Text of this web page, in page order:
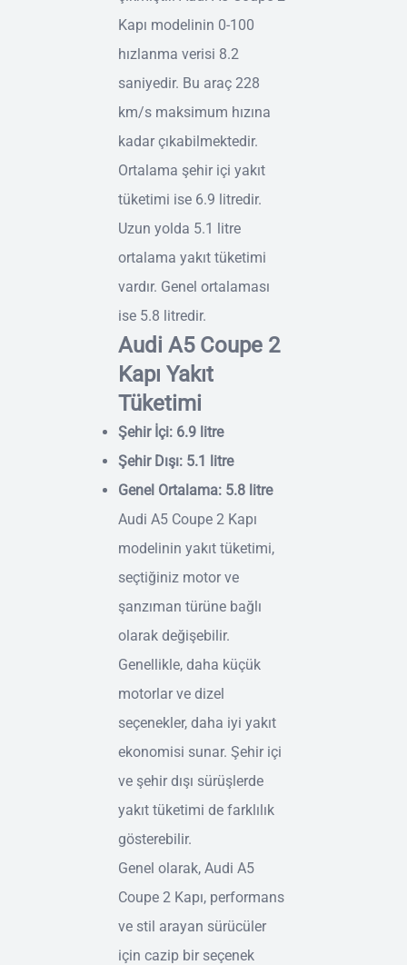
Kapı modelinin 0-100
hızlanma verisi 8.2
saniyedir. Bu araç 228
km/s maksimum hızına
kadar çıkabilmektedir.
Ortalama şehir içi yakıt
tüketimi ise 6.9 litredir.
Uzun yolda 5.1 litre
ortalama yakıt tüketimi
vardır. Genel ortalaması
ise 5.8 litredir.
Audi A5 Coupe 2
Kapı Yakıt
Tüketimi
Şehir İçi: 6.9 litre
Şehir Dışı: 5.1 litre
Genel Ortalama: 5.8 litre
Audi A5 Coupe 2 Kapı
modelinin yakıt tüketimi,
seçtiğiniz motor ve
şanzıman türüne bağlı
olarak değişebilir.
Genellikle, daha küçük
motorlar ve dizel
seçenekler, daha iyi yakıt
ekonomisi sunar. Şehir içi
ve şehir dışı sürüşlerde
yakıt tüketimi de farklılık
gösterebilir.
Genel olarak, Audi A5
Coupe 2 Kapı, performans
ve stil arayan sürücüler
için cazip bir seçenek